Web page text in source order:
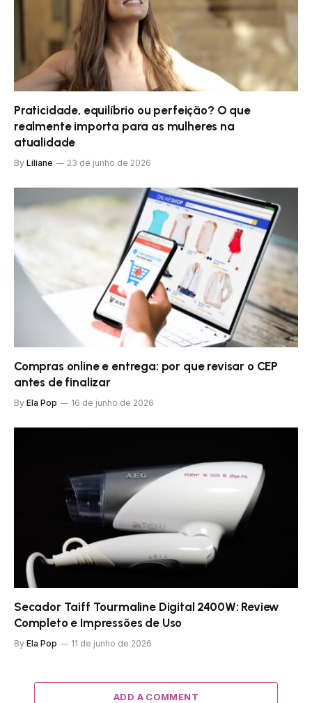
Praticidade, equilíbrio ou perfeição? O que
realmente importa para as mulheres na
atualidade
By Liliane 23 de junho de 2026
Compras online e entrega: por que revisar o CEP
antes de finalizar
By Ela Pop 16 de junho de 2026
Secador Taiff Tourmaline Digital 2400W: Review
Completo e Impressões de Uso
By Ela Pop 11 de junho de 2026
ADD A COMMENT